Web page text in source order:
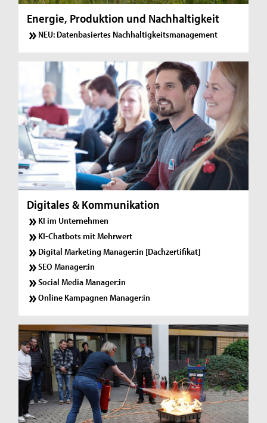
Energie, Produktion und Nachhaltigkeit
NEU: Datenbasiertes Nachhaltigkeitsmanagement
Digitales & Kommunikation
KI im Unternehmen
KI-Chatbots mit Mehrwert
Digital Marketing Manager:in [Dachzertifikat]
SEO Manager:in
Social Media Manager:in
Online Kampagnen Manager:in